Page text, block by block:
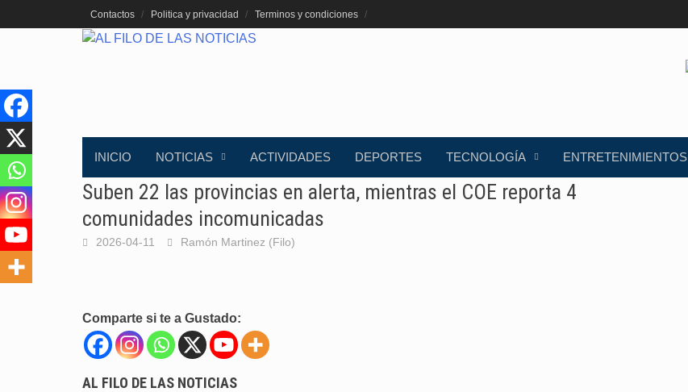
al
Contactos Politica y privacidad Terminos y condiciones
INICIO NOTICIAS ACTIVIDADES DEPORTES TECNOLOGÍA ENTRETENIMIENTOS
Suben 22 las provincias en alerta, mientras el COE reporta 4
comunidades incomunicadas
2026-04-11 Ramón Martinez (Filo)
Comparte si te a Gustado:
AL FILO DE LAS NOTICIAS